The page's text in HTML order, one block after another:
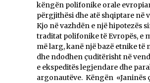
këngën polifonike orale
përgjithësi dhe atë shqiptare në
Kjo në vazhdën e një hipotezës
traditat polifonike të Evropës, e
më larg, kanë një bazë etnike të
dhe ndodhen çuditërisht në
e ekspeditës legjendare dhe
argonautëve. Këngën «Janinës